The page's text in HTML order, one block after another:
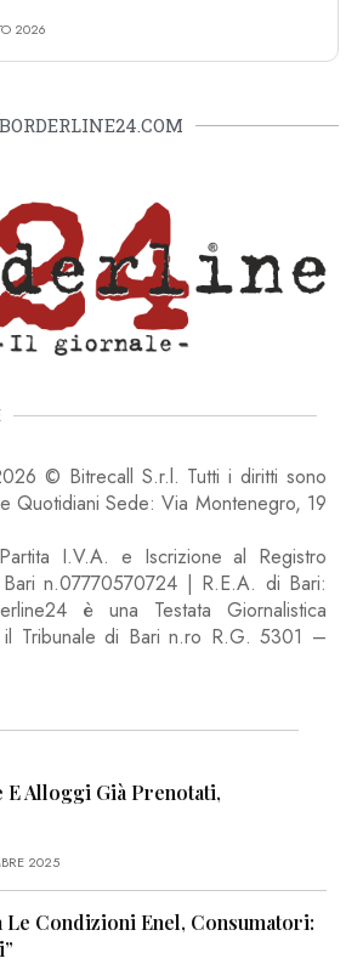
2026
BORDERLINE24.COM
© Bitrecall S.r.l. Tutti i diritti sono
Quotidiani Sede: Via Montenegro, 19
I.V.A. e Iscrizione al Registro
n.07770570724 | R.E.A. di Bari:
è una Testata Giornalistica
il Tribunale di Bari n.ro R.G. 5301 –
E Alloggi Già Prenotati,
2025
Le Condizioni Enel, Consumatori: